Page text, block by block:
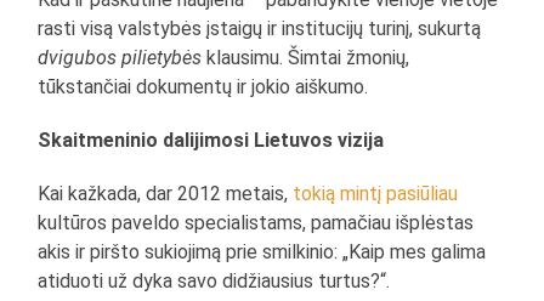
rasti visą valstybės įstaigų ir institucijų turinį, sukurtą
dvigubos pilietybės klausimu. Šimtai žmonių,
tūkstančiai dokumentų ir jokio aiškumo.
Skaitmeninio dalijimosi Lietuvos vizija
Kai kažkada, dar 2012 metais, tokią mintį pasiūliau
kultūros paveldo specialistams, pamačiau išplėstas
akis ir piršto sukiojimą prie smilkinio: „Kaip mes galima
atiduoti už dyka savo didžiausius turtus?“.